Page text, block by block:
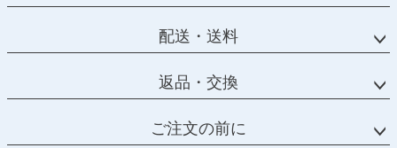
配送・送料
返品・交換
ご注文の前に